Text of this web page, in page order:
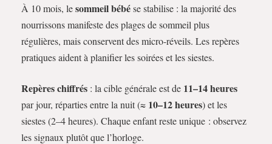
À 10 mois, lesommeil bébése stabilise : la majorité des
nourrissons manifeste des plages de sommeil plus
régulières, mais conservent des micro-réveils. Les repères
pratiques aident à planifier les soirées et les siestes.
Repères chiffrés : la cible générale est de 11–14 heures
par jour, réparties entre la nuit (≈ 10–12 heures) et les
siestes (2–4 heures). Chaque enfant reste unique : observez
les signaux plutôt que l’horloge.